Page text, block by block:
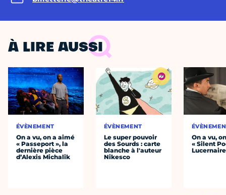
À LIRE AUSSI
ÉVÈNEMENT
On a vu, on a aimé
« Passeport », la
dernière pièce
d’Alexis Michalik
ÉVÈNEMENT
Le super pouvoir
des Sourds : carte
blanche à l'auteur
Nikesco
On a vu,
« Silent
Lucernaire